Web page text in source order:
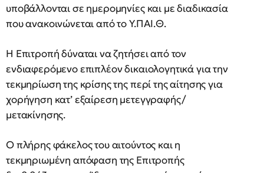
υποβάλλονται σε ημερομηνίες και με διαδικασία
που ανακοινώνεται από το Υ.ΠΑΙ.Θ.
Η Επιτροπή δύναται να ζητήσει από τον
ενδιαφερόμενο επιπλέον δικαιολογητικά για την
τεκμηρίωση της κρίσης της περί της αίτησης για
χορήγηση κατ’ εξαίρεση μετεγγραφής/
μετακίνησης.
Ο πλήρης φάκελος του αιτούντος και η
τεκμηριωμένη απόφαση της Επιτροπής